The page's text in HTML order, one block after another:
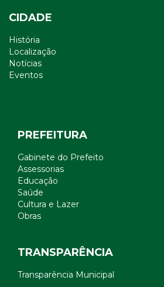
CIDADE
História
Localização
Notícias
Eventos
PREFEITURA
Gabinete do Prefeito
Assessorias
Educação
Saúde
Cultura e Lazer
Obras
TRANSPARÊNCIA
Transparência Municipal